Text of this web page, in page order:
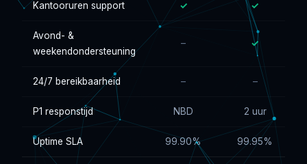
Kantooruren support ✓ ✓
Avond- &
weekendondersteuning
– ✓
24/7 bereikbaarheid – –
P1 responstijd NBD 2 uur
Uptime SLA 99.90% 99.95%